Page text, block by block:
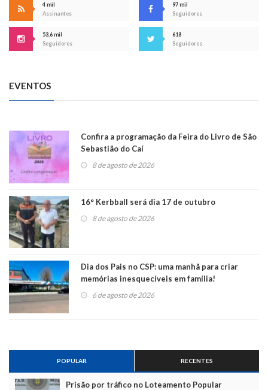
4 mil
Assinantes
97 mil
Seguidores
53,6 mil
Seguidores
618
Seguidores
EVENTOS
Confira a programação da Feira do Livro de São
Sebastião do Caí
8 de agosto de 2026
16° Kerbball será dia 17 de outubro
8 de agosto de 2026
Dia dos Pais no CSP: uma manhã para criar
memórias inesquecíveis em família!
6 de agosto de 2026
POPULAR RECENTES
Prisão por tráfico no Loteamento Popular